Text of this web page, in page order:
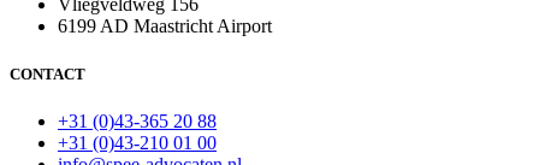
Vliegveldweg 156
6199 AD Maastricht Airport
CONTACT
+31 (0)43-365 20 88
+31 (0)43-210 01 00